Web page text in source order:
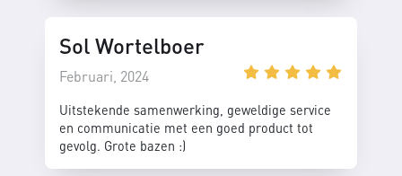
Sol Wortelboer
Februari, 2024
Uitstekende samenwerking, geweldige service
en communicatie met een goed product tot
gevolg. Grote bazen :)